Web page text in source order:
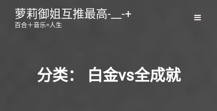
萝莉御姐互推最高-__-+
百合＋音乐=人生
分类： 白金vs全成就